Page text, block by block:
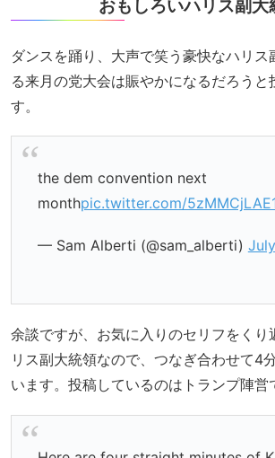
おもしろいハリス副大
ダンスを踊り、大声で笑う豪快なハリス
る来月の党大会は賑やかになるだろうと
す。
the dem convention next
monthpic.twitter.com/
— Sam Alberti (@sam_alberti)
余談ですが、お気に入りのセリフをくり
リス副大統領なので、つなぎ合わせて4
います。投稿しているのはトランプ陣営